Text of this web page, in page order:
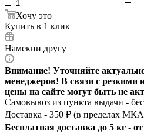
Хочу это
Купить в 1 клик
Намекни другу
Внимание! Уточняйте
менеджеров! В связи с резкими
цены на сайте могут быть не
Самовывоз из пункта выдачи -
Доставка - 350 ₽ (в пределах
Бесплатная доставка до 5 кг -